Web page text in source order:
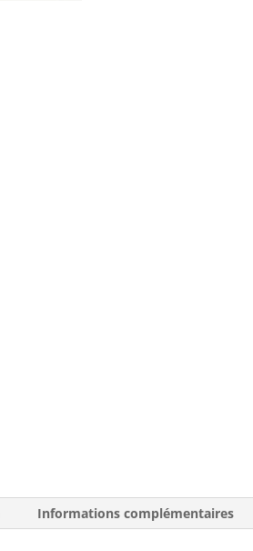
Informations complémentaires